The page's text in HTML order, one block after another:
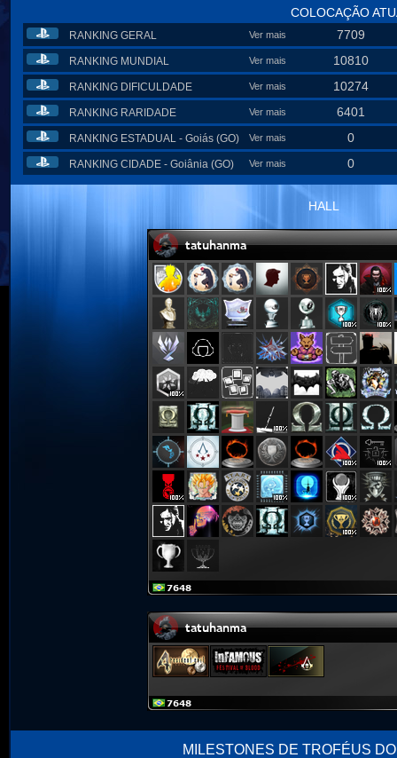
COLOCAÇÃO
RANKING GERAL Ver mais 7709
RANKING MUNDIAL Ver mais 10810
RANKING DIFICULDADE Ver mais 10274
RANKING RARIDADE Ver mais 6401
RANKING ESTADUAL - Goiás (GO) Ver mais 0
RANKING CIDADE - Goiânia (GO) Ver mais 0
HALL
MILESTONES DE TROFÉUS